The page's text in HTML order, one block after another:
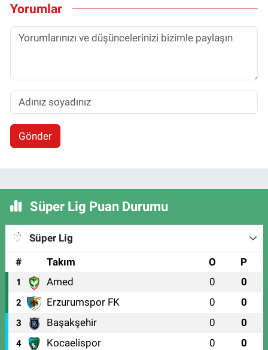
Yorumlar
Gönder
Süper Lig Puan Durumu
Süper Lig
#
Takım O P
1 Amed 0 0
2 Erzurumspor FK 0 0
3 Başakşehir 0 0
4 Kocaelispor 0 0